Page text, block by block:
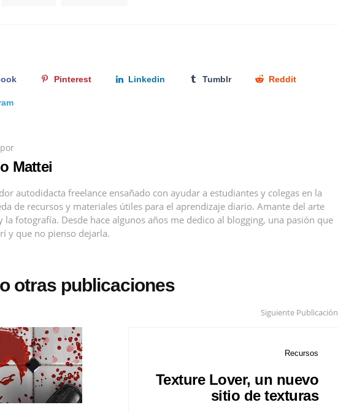
Pinterest Linkedin Tumblr Reddit
Mattei
autodidacta freelance ensañado con ayudar a estudiantes y colegas en la
de recursos y materiales útiles para el aprendizaje diario. Amante del arte
la fotografía. Desde hace algunos años me dedico al blogging, una pasión que
y que no pienso dejarla.
otras publicaciones
Siguiente Publicación
Recursos
Texture Lover, un nuevo
sitio de texturas